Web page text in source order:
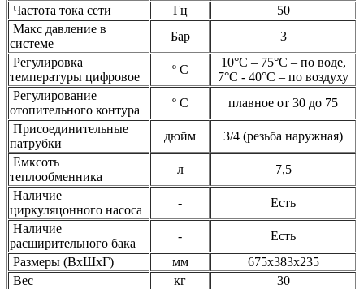
Частота тока сети
Гц
50
Макс давление в
системе
Бар
3
Регулировка
температуры цифровое
º С
10°C – 75°C – по воде,
7°С - 40°С – по воздуху
Регулирование
отопительного контура
º С
плавное от 30 до 75
Присоединительные
патрубки
дюйм
3/4 (резьба наружная)
Емксоть
теплообменника
л
7,5
Наличие
циркуляцонного насоса
-
Есть
Наличие
расширительного бака
-
Есть
Размеры (ВхШхГ)
мм
675х383х235
Вес
кг
30